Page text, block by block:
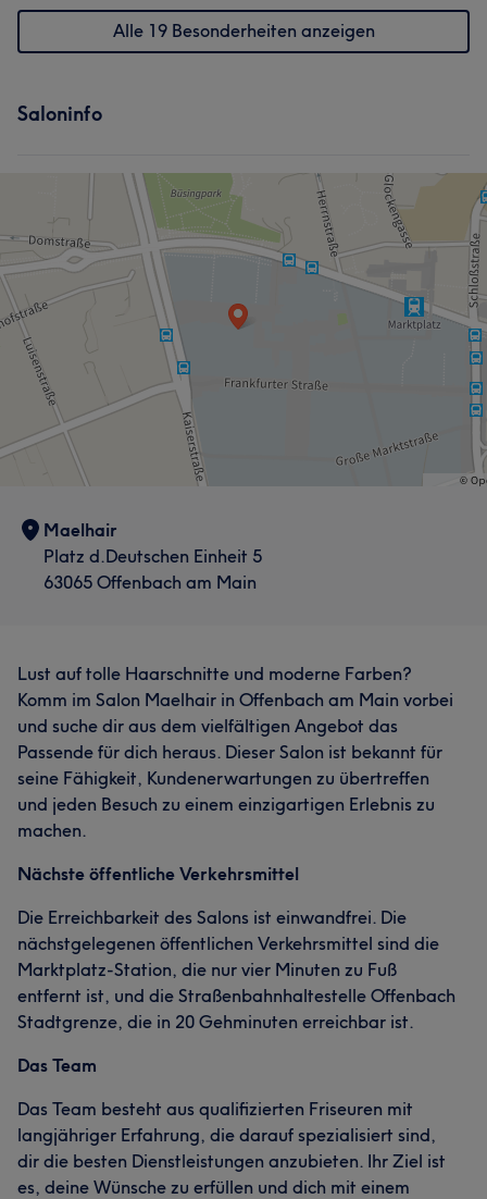
Was unsere Kunden über Eleni sagen
Professionell 13 Sympathisch 9 Herzlich 8
Freundlich 6
Alle 19 Besonderheiten anzeigen
Saloninfo
Maelhair
Platz d.Deutschen Einheit 5
63065 Offenbach am Main
Lust auf tolle Haarschnitte und moderne Farben?
Komm im Salon Maelhair in Offenbach am Main vorbei
und suche dir aus dem vielfältigen Angebot das
Passende für dich heraus. Dieser Salon ist bekannt für
seine Fähigkeit, Kundenerwartungen zu übertreffen
und jeden Besuch zu einem einzigartigen Erlebnis zu
machen.
Nächste öffentliche Verkehrsmittel
Die Erreichbarkeit des Salons ist einwandfrei. Die
nächstgelegenen öffentlichen Verkehrsmittel sind die
Marktplatz-Station, die nur vier Minuten zu Fuß
entfernt ist, und die Straßenbahnhaltestelle Offenbach
Stadtgrenze, die in 20 Gehminuten erreichbar ist.
Das Team
Das Team besteht aus qualifizierten Friseuren mit
langjähriger Erfahrung, die darauf spezialisiert sind,
dir die besten Dienstleistungen anzubieten. Ihr Ziel ist
es, deine Wünsche zu erfüllen und dich mit einem